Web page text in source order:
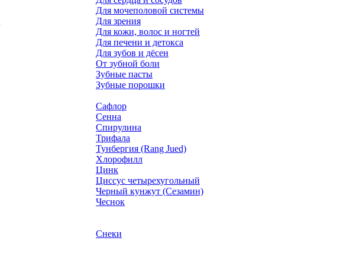
Для мочеполовой системы
Для зрения
Для кожи, волос и ногтей
Для печени и детокса
Для зубов и дёсен
От зубной боли
Зубные пасты
Зубные порошки
Сафлор
Сенна
Спирулина
Трифала
Тунбергия (Rang Jued)
Хлорофилл
Цинк
Циссус четырехугольный
Черный кунжут (Сезамин)
Чеснок
Снеки